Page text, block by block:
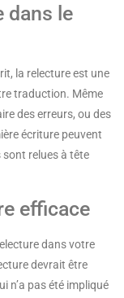
dans le
la relecture est une
traduction. Même
des erreurs, ou des
écriture peuvent
sont relues à tête
efficace
dans votre
devrait être
n’a pas été impliqué